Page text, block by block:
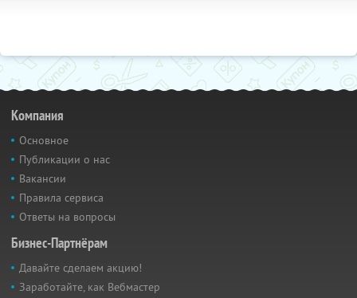
Компания
Основное
Публикации о нас
Вакансии
Правила сервиса
Ответы на вопросы
Бизнес-Партнёрам
Давайте сделаем акцию!
Заработайте, как Вебмастер